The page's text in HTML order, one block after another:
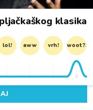
klasika
lol! aww vrh! woot?!